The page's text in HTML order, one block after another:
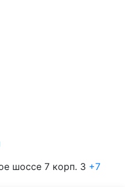
шоссе 7 корп. 3 +7